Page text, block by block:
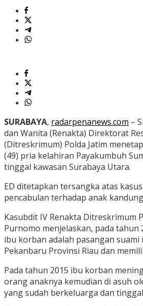
SURABAYA, radarpenanews.com –
dan Wanita (Renakta) Direktorat
(Ditreskrimum) Polda Jatim
(49) pria kelahiran Payakumbuh
tinggal kawasan Surabaya Utara.
ED ditetapkan tersangka atas
pencabulan terhadap anak
Kasubdit IV Renakta Ditreskrimum
Purnomo menjelaskan, pada tahun
ibu korban adalah pasangan
Pekanbaru Provinsi Riau dan
Pada tahun 2015 ibu korban
orang anaknya kemudian di asuh
yang sudah berkeluarga dan